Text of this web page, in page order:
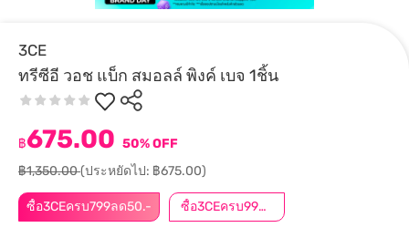
3CE
ทรีซีอี วอช แบ็ก สมอลล์ พิงค์ เบจ 1ชิ้น
ซื้อ3CEครบ799ลด50.- ซื้อ3CEครบ999ลด50.-
฿675.00 50% OFF
฿1,350.00(ประหยัดไป: ฿675.00)